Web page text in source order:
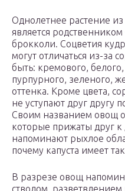
Однолетнее растение
является
брокколи. Соцветия
могут отличаться из-за
быть: кремового,
пурпурного, зеленого,
оттенка. Кроме цвета,
не уступают друг другу
Своим названием овощ
которые прижаты друг
напоминают рыхлое
почему капуста имеет
В разрезе овощ
стволом,